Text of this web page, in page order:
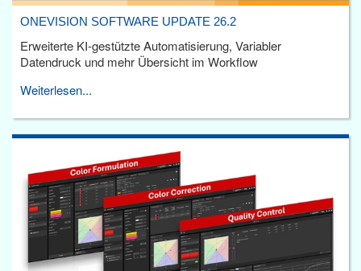
ONEVISION SOFTWARE UPDATE 26.2
Erweiterte KI-gestützte Automatisierung, Variabler
Datendruck und mehr Übersicht im Workflow
Weiterlesen...